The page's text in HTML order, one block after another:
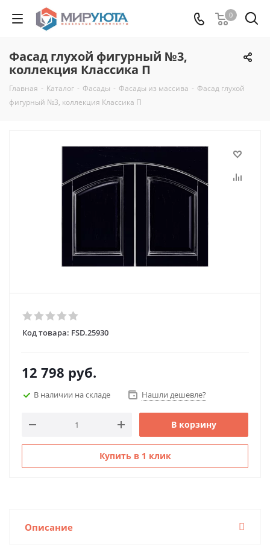
0
Фасад глухой фигурный №3,
коллекция Классика П
Главная - Каталог - Фасады - Фасады из массива - Фасад глухой
фигурный №3, коллекция Классика П
Код товара: FSD.25930
12 798 руб.
В наличии на складе Нашли дешевле?
В корзину
Купить в 1 клик
Описание